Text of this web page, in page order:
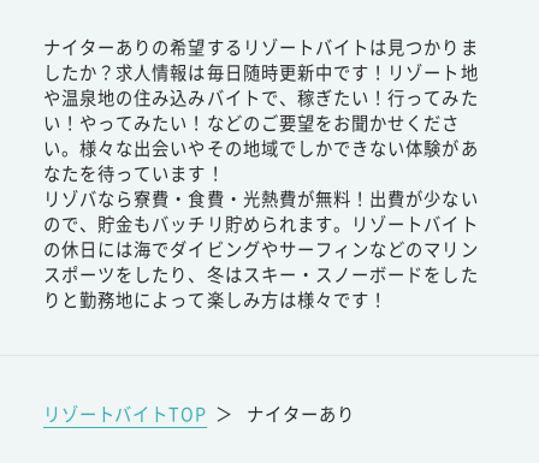
ナイターありの希望するリゾートバイトは見つかりま
したか？求人情報は毎日随時更新中です！リゾート地
や温泉地の住み込みバイトで、稼ぎたい！行ってみた
い！やってみたい！などのご要望をお聞かせくださ
い。様々な出会いやその地域でしかできない体験があ
なたを待っています！
リゾバなら寮費・食費・光熱費が無料！出費が少ない
ので、貯金もバッチリ貯められます。リゾートバイト
の休日には海でダイビングやサーフィンなどのマリン
スポーツをしたり、冬はスキー・スノーボードをした
りと勤務地によって楽しみ方は様々です！
リゾートバイトTOP ＞ ナイターあり